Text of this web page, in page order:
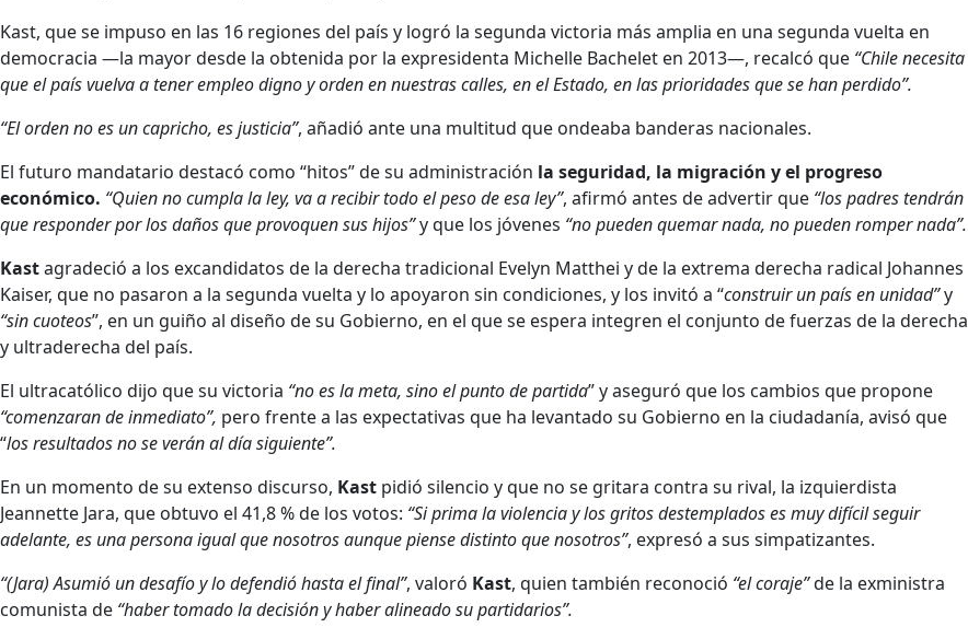
Kast, que se impuso en las 16 regiones del país y logró la segunda victoria más amplia en una segunda vuelta en
democracia —la mayor desde la obtenida por la expresidenta Michelle Bachelet en 2013—, recalcó que “Chile necesita
que el país vuelva a tener empleo digno y orden en nuestras calles, en el Estado, en las prioridades que se han perdido”.
“El orden no es un capricho, es justicia”, añadió ante una multitud que ondeaba banderas nacionales.
El futuro mandatario destacó como “hitos” de su administración la seguridad, la migración y el progreso
económico. “Quien no cumpla la ley, va a recibir todo el peso de esa ley”, afirmó antes de advertir que “los padres tendrán
que responder por los daños que provoquen sus hijos”y que los jóvenes “no pueden quemar nada, no pueden romper nada”.
Kastagradeció a los excandidatos de la derecha tradicional Evelyn Matthei y de la extrema derecha radical Johannes
Kaiser, que no pasaron a la segunda vuelta y lo apoyaron sin condiciones, y los invitó a “construir un país en unidad”y
“sin cuoteos”, en un guiño al diseño de su Gobierno, en el que se espera integren el conjunto de fuerzas de la derecha
y ultraderecha del país.
El ultracatólico dijo que su victoria “no es la meta, sino el punto de partida” y aseguró que los cambios que propone
“comenzaran de inmediato”, pero frente a las expectativas que ha levantado su Gobierno en la ciudadanía, avisó que
“los resultados no se verán al día siguiente”.
En un momento de su extenso discurso, Kast pidió silencio y que no se gritara contra su rival, la izquierdista
Jeannette Jara, que obtuvo el 41,8 % de los votos: “Si prima la violencia y los gritos destemplados es muy difícil seguir
adelante, es una persona igual que nosotros aunque piense distinto que nosotros”, expresó a sus simpatizantes.
“(Jara) Asumió un desafío y lo defendió hasta el final”, valoró Kast, quien también reconoció “el coraje”de la exministra
comunista de “haber tomado la decisión y haber alineado su partidarios”.